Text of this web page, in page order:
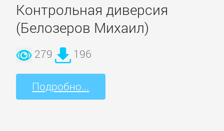
Контрольная диверсия
(Белозеров Михаил)
279 196
Подробно...
Критика
КЛАССИКА
Древневосточная
литература